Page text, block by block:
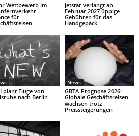
Wettbewerb im
–
für
Jetstar verlangt ab
Februar 2027 üppige
Gebühren für das
Handgepäck
plant Flüge von
nach Berlin
News
GBTA-Prognose 2026:
Globale Geschäftsreisen
wachsen trotz
Preissteigerungen